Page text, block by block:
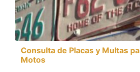
Consulta de Placas y Multas
Motos